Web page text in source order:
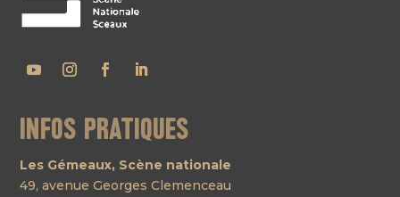
Infos pratiques
Les Gémeaux, Scène nationale
49, avenue Georges Clemenceau